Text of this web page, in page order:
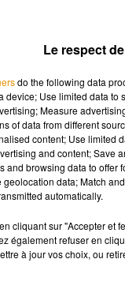
retour avec un
mardi prochain :Le
des artistes
France, intitulé
de samedi à
Le respect
do the following data
device; Use limited data
Measure
of data from different
content; Use limited
and content; Save
and browsing data to
data; Match
automatically.
cliquant sur "Accepter et
également refuser en
à jour vos choix, ou